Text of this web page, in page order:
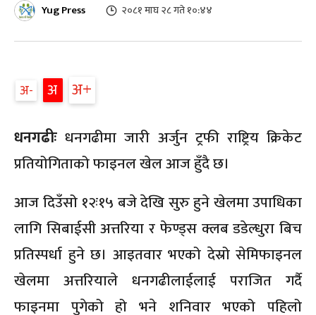
Yug Press २०८१ माघ २८ गते १०:४४
अ अ अ
धनगढीःधनगढीमा जारी अर्जुन ट्रफी राष्ट्रिय क्रिकेट
प्रतियोगिताको फाइनल खेल आज हुँदै छ।
आज दिउँसो १२ः१५ बजे देखि सुरु हुने खेलमा उपाधिका
लागि सिबाईसी अत्तरिया र फेण्ड्स क्लब डडेल्धुरा बिच
प्रतिस्पर्धा हुने छ। आइतवार भएको देस्रो सेमिफाइनल
खेलमा अत्तरियाले धनगढीलाईलाई पराजित गर्दै
फाइनमा पुगेको हो भने शनिवार भएको पहिलो